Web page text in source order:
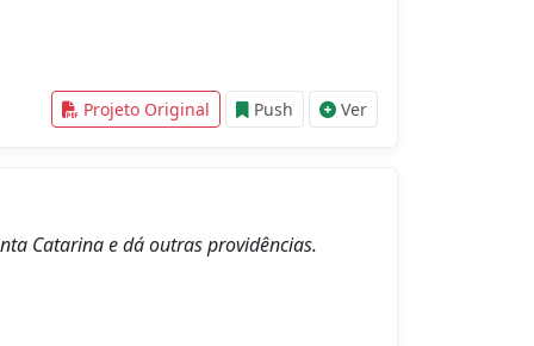
Projeto Original Push Ver
Catarina e dá outras providências.